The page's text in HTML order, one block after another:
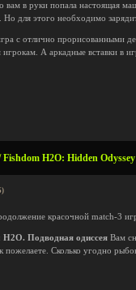
вам в руки попала настоящая
Но для этого необходимо
с отлично прорисованными
игрокам. А аркадные вставки в
H2O: Hidden
красочной match-3
Подводная одиссея Вам
пожелаете. Сколько угодно